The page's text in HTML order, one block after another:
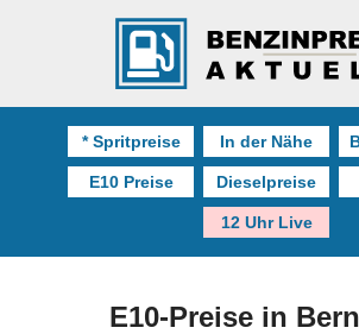
* Spritpreise In der Nähe
E10 Preise Dieselpreise
12 Uhr Live
E10-Preise in